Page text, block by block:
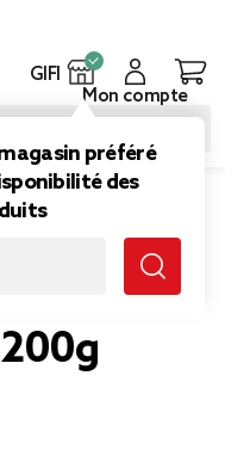
GIFI
préféré
des
Mon compte
Félix
saumon